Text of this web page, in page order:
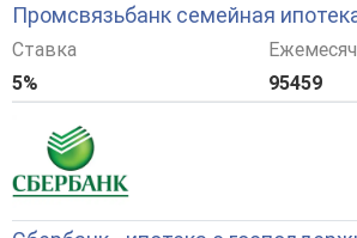
Промсвязьбанк семейная
Ставка
5%
95459